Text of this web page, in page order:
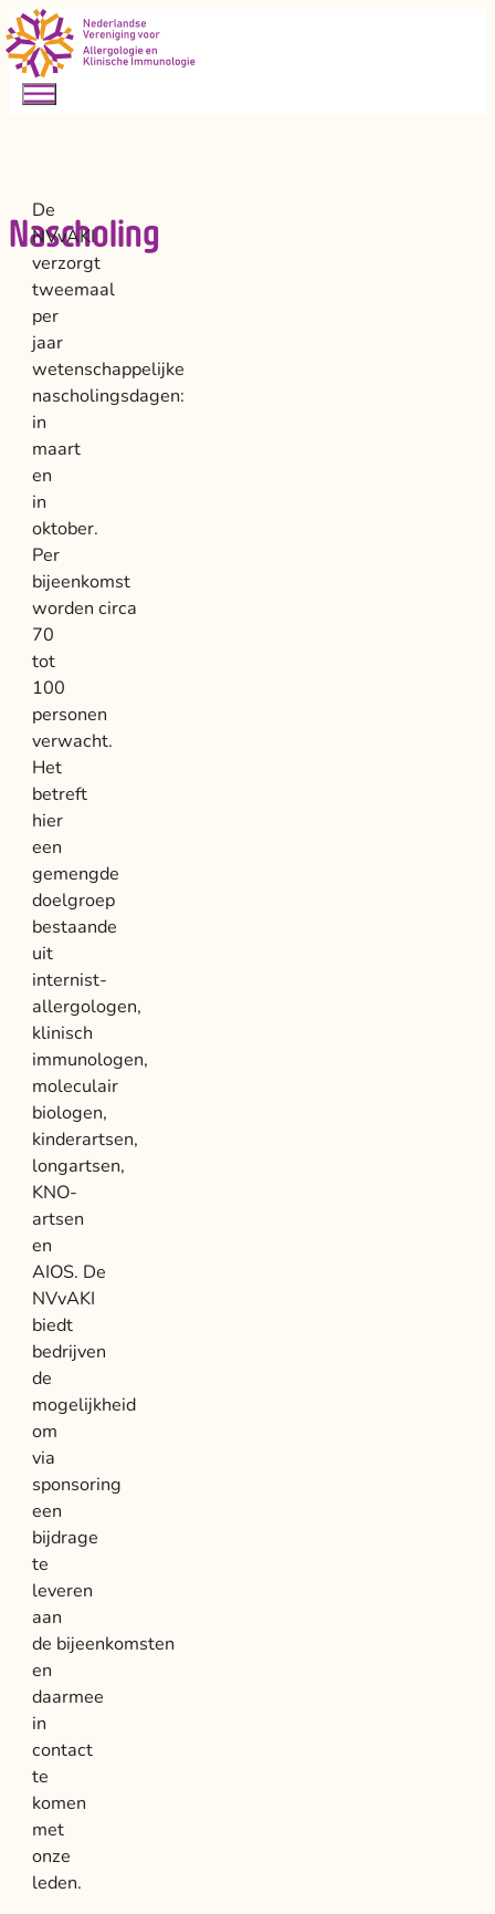
Nascholing
De
NVvAKI
verzorgt
tweemaal
per
jaar
wetenschappelijke
nascholingsdagen:
in
maart
en
in
oktober.
Per
bijeenkomst
worden circa
70
tot
100
personen
verwacht.
Het
betreft
hier
een
gemengde
doelgroep
bestaande
uit
internist-
allergologen,
klinisch
immunologen,
moleculair
biologen,
kinderartsen,
longartsen,
KNO-
artsen
en
AIOS. De
NVvAKI
biedt
bedrijven
de
mogelijkheid
om
via
sponsoring
een
bijdrage
te
leveren
aan
de bijeenkomsten
en
daarmee
in
contact
te
komen
met
onze
leden.